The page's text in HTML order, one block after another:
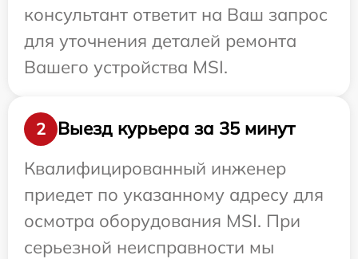
консультант ответит на Ваш запрос
для уточнения деталей ремонта
Вашего устройства MSI.
2
Выезд курьера за 35 минут
Квалифицированный инженер
приедет по указанному адресу для
осмотра оборудования MSI. При
серьезной неисправности мы